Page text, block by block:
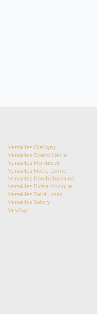
Versailles Glatigny
Versailles Grand Siècle
Versailles Montreuil
Versailles Notre Dame
Versailles Porchefontaine
Versailles Richard Mique
Versailles Saint Louis
Versailles Satory
Viroflay